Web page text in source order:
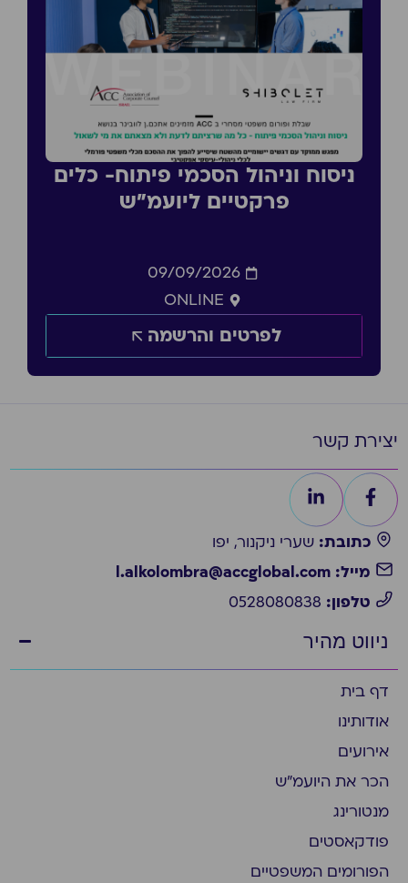
ניסוח וניהול הסכמי פיתוח- כלים
פרקטיים ליועמ״ש
09/09/2026
ONLINE
לפרטים והרשמה
יצירת קשר
כתובת: שערי ניקנור, יפו
מייל: l.alkolombra@accglobal.com
טלפון:
ניווט מהיר
דף בית
אודותינו
אירועים
הכר את היועמ״ש
מנטורינג
פודקאסטים
הפורומים המשפטיים